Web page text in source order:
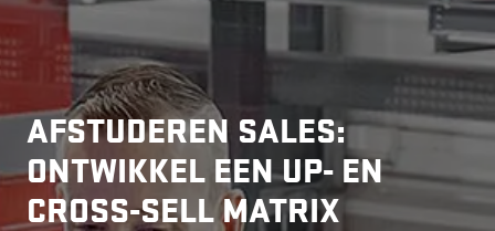
AFSTUDEREN SALES:
ONTWIKKEL EEN UP- EN
CROSS-SELL MATRIX